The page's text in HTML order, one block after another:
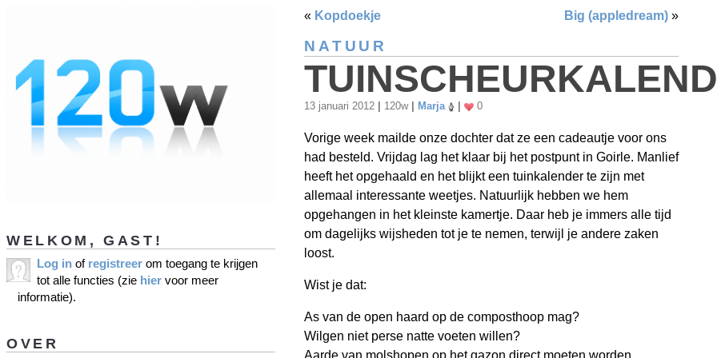
« Kopdoekje Big (appledream) »
NATUUR
13 januari 2012 120w Marja 0
Vorige week mailde onze dochter dat ze een cadeautje voor ons
had besteld. Vrijdag lag het klaar bij het postpunt in Goirle. Manlief
heeft het opgehaald en het blijkt een tuinkalender te zijn met
allemaal interessante weetjes. Natuurlijk hebben we hem
opgehangen in het kleinste kamertje. Daar heb je immers alle tijd
om dagelijks wijsheden tot je te nemen, terwijl je andere zaken
loost.
Wist je dat:
As van de open haard op de composthoop mag?
Wilgen niet perse natte voeten willen?
WELKOM, GAST!
Log in of registreer om toegang te krijgen
tot alle functies (zie hier voor meer
informatie).
OVER